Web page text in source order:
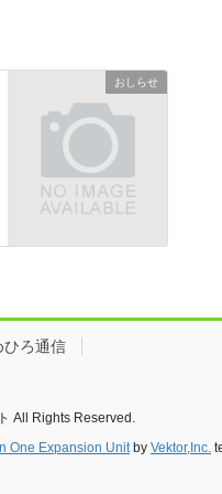
おしらせ
ひろ通信
All Rights Reserved.
One Expansion Unitby Vektor,Inc.